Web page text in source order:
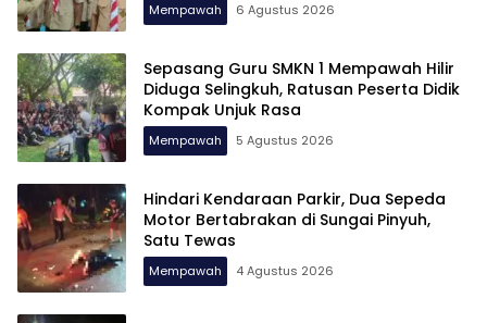
Mempawah 6 Agustus 2026
Sepasang Guru SMKN 1 Mempawah Hilir
Diduga Selingkuh, Ratusan Peserta Didik
Kompak Unjuk Rasa
Mempawah 5 Agustus 2026
Hindari Kendaraan Parkir, Dua Sepeda
Motor Bertabrakan di Sungai Pinyuh,
Satu Tewas
Mempawah 4 Agustus 2026